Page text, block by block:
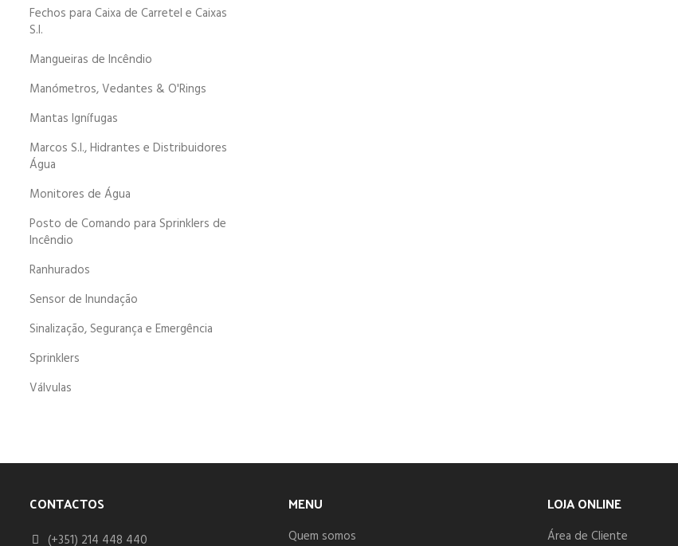
Fechos para Caixa de Carretel e Caixas
S.I.
Mangueiras de Incêndio
Manómetros, Vedantes & O'Rings
Mantas Ignífugas
Marcos S.I., Hidrantes e Distribuidores
Água
Monitores de Água
Posto de Comando para Sprinklers de
Incêndio
Ranhurados
Sensor de Inundação
Sinalização, Segurança e Emergência
Sprinklers
Válvulas
CONTACTOS
(+351) 214 448 440
MENU
Quem somos
LOJA ONLINE
Área de Cliente